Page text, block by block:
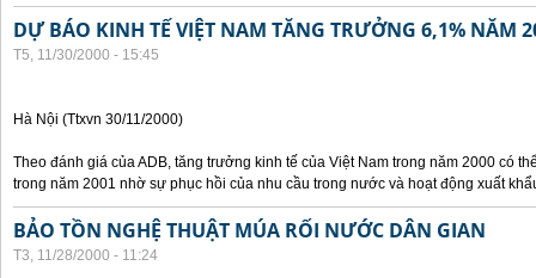
DỰ BÁO KINH TẾ VIỆT NAM TĂNG TRƯỞNG 6,1% NĂM
T5, 11/30/2000 - 15:45
Hà Nội (Ttxvn 30/11/2000)
Theo đánh giá của ADB, tăng trưởng kinh tế của Việt Nam trong năm 2000 có
trong năm 2001 nhờ sự phục hồi của nhu cầu trong nước và hoạt động xuất
BẢO TỒN NGHỆ THUẬT MÚA RỐI NƯỚC DÂN GIAN
T3, 11/28/2000 - 11:24